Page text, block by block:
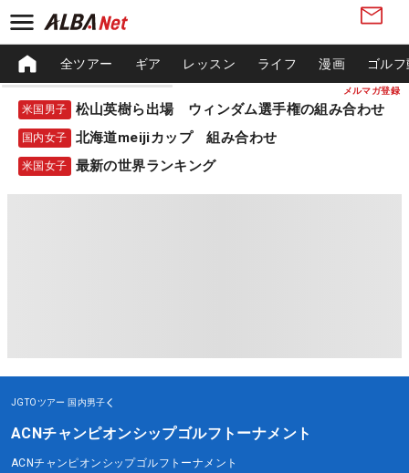
メルマガ登録
全ツアー ギア レッスン ライフ 漫画 ゴル
米国男子 松山英樹ら出場 ウィンダム選手権の組み合わせ
国内女子 北海道meijiカップ 組み合わせ
米国女子 最新の世界ランキング
JGTOツアー 国内男子
ACNチャンピオンシップゴルフトーナメント
ACNチャンピオンシップゴルフトーナメント